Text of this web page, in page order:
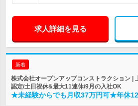
求人詳細を見る
新着
株式会社オープンアップコンストラクション |
認定/土日祝休&最大11連休/9月の入社OK
★未経験からでも月収37万円可★年休